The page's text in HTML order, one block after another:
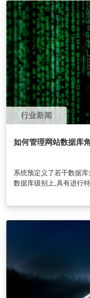
行业新闻
如何管理网站数据库
系统预定义了若干数据
数据库级别上,具有进行